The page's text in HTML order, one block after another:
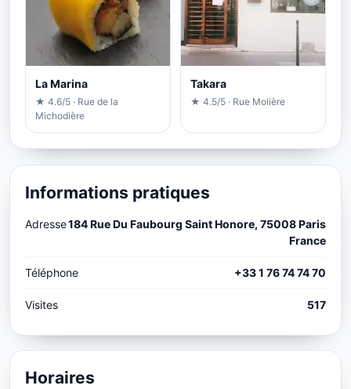
La Marina
★ 4.6/5 · Rue de la
Michodière
Takara
★ 4.5/5 · Rue Molière
Informations pratiques
Adresse184 Rue Du Faubourg Saint Honore, 75008 Paris
France
Téléphone +33 1 76 74 74 70
Visites 517
Horaires